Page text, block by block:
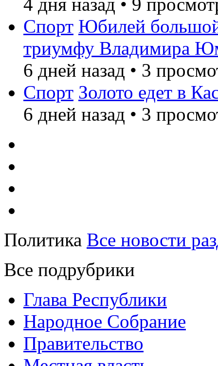
Спорт Юбилей
триумфу Владимира
6 дней назад • 3
Спорт Золото едет в
6 дней назад • 3
Политика Все новости
Все подрубрики
Глава Республики
Народное Собрание
Правительство